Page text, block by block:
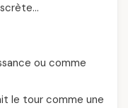
ou comme
le tour comme une